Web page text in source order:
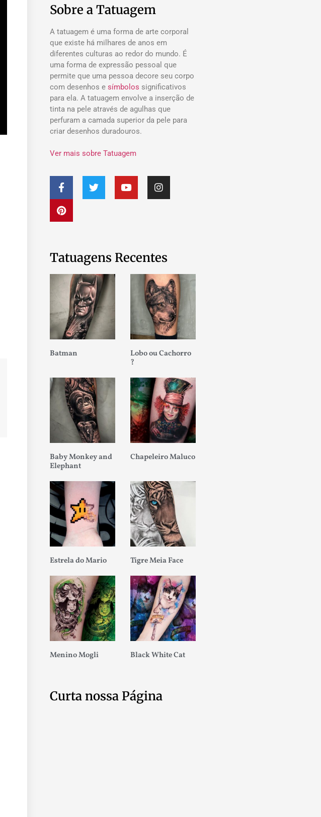
Sobre a Tatuagem
A tatuagem é uma forma de arte corporal
que existe há milhares de anos em
diferentes culturas ao redor do mundo. É
uma forma de expressão pessoal que
permite que uma pessoa decore seu corpo
com desenhos e símbolos significativos
para ela. A tatuagem envolve a inserção de
tinta na pele através de agulhas que
perfuram a camada superior da pele para
criar desenhos duradouros.
Ver mais sobre Tatuagem
Tatuagens Recentes
Batman
Lobo ou Cachorro
?
Baby Monkey and
Elephant
Chapeleiro Maluco
Estrela do Mario Tigre Meia Face
Menino Mogli Black White Cat
Curta nossa Página